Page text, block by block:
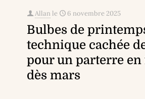
Allan le 6 novembre 2025
Bulbes de
technique cachée
pour un parterre en
dès mars